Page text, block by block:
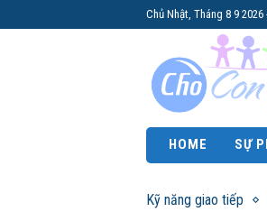
Chủ Nhật, Tháng 8 9
HOME SỰ
Kỹ năng giao tiếp